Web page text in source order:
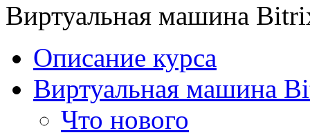
Виртуальная машина
Описание курса
Виртуальная машина
Что нового